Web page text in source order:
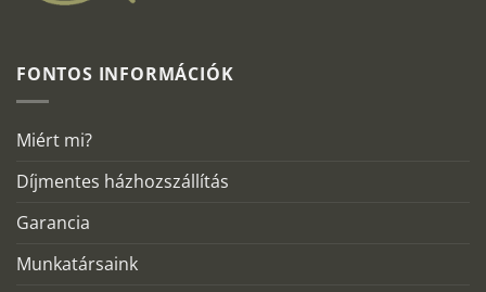
FONTOS INFORMÁCIÓK
Miért mi?
Díjmentes házhozszállítás
Garancia
Munkatársaink